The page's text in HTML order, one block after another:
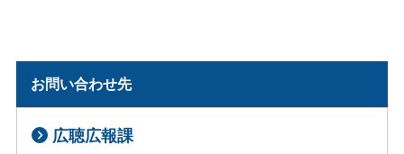
お問い合わせ先
広聴広報課